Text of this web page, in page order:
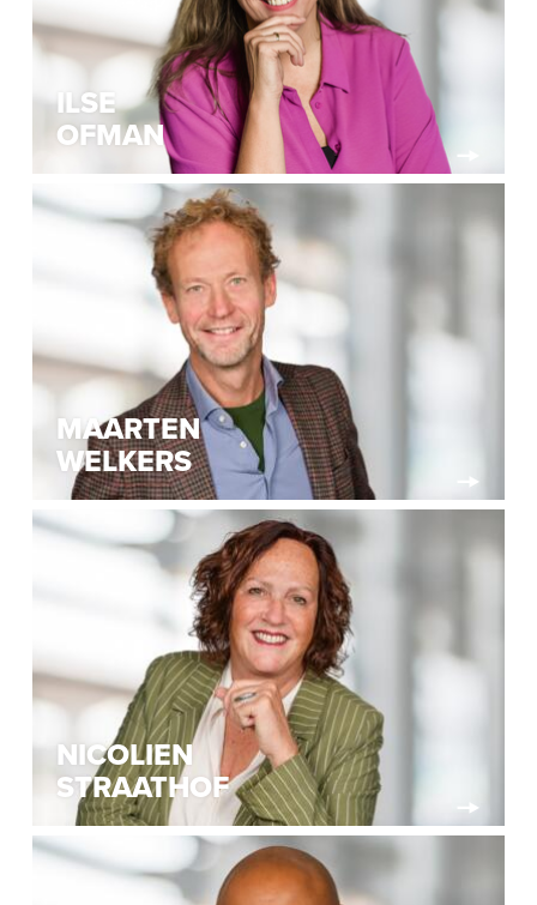
ILSE
OFMAN
MAARTEN
WELKERS
NICOLIEN
STRAATHOF